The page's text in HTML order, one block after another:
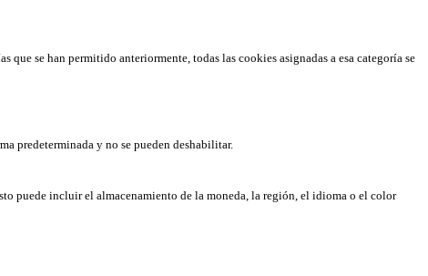
se han permitido anteriormente, todas las cookies asignadas a esa categoría se
predeterminada y no se pueden deshabilitar.
puede incluir el almacenamiento de la moneda, la región, el idioma o el color